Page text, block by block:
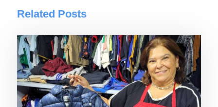
Related Posts